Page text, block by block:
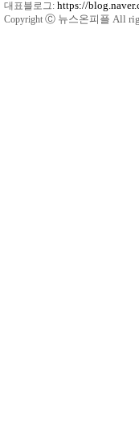
대표블로그: https://
Copyright Ⓒ 뉴스온피플 All